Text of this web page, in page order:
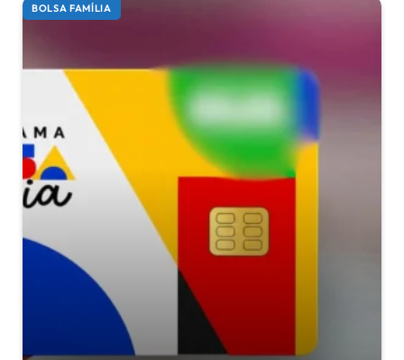
BOLSA FAMÍLIA